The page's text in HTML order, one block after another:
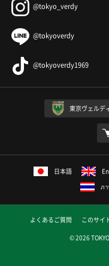
@tokyo_verdy
@tokyoverdy
@tokyoverdy1969
東京ヴェルデ
日本語
ภ
よくあるご質問 このサイ
© 2026